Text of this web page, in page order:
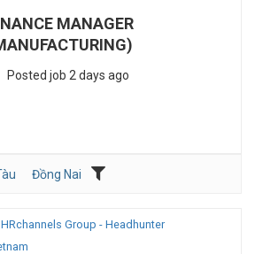
MANAGER
Posted job 2 days ago
Đồng Nai
HRchannels Group - Headhunter